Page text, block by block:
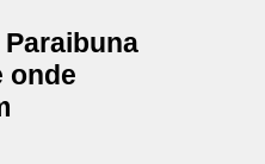
onde